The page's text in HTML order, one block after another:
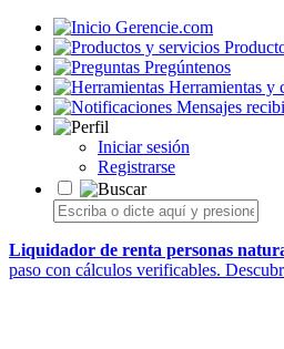
Gerencie.com
Pregúntenos
Herramientas y
Mensajes
Iniciar sesión
Registrarse
Liquidador de renta personas
paso con cálculos verificables.